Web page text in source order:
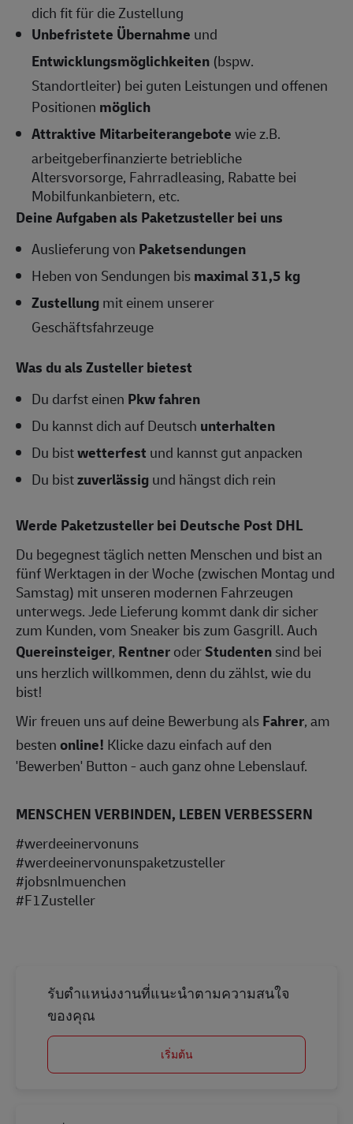
dich fit für die Zustellung
Unbefristete Übernahme und
Entwicklungsmöglichkeiten (bspw.
Standortleiter) bei guten Leistungen und offenen
Positionen möglich
Attraktive Mitarbeiterangebotewie z.B.
arbeitgeberfinanzierte betriebliche
Altersvorsorge, Fahrradleasing, Rabatte bei
Mobilfunkanbietern, etc.
Deine Aufgaben als Paketzusteller bei uns
Auslieferung von Paketsendungen
Heben von Sendungen bismaximal 31,5 kg
Zustellungmit einem unserer
Geschäftsfahrzeuge
Was du als Zusteller bietest
Du darfst einen Pkw fahren
Du kannst dich auf Deutsch unterhalten
Du bistwetterfest und kannst gut anpacken
Du bistzuverlässigund hängst dich rein
Werde Paketzusteller bei Deutsche Post DHL
Du begegnest täglich netten Menschen und bist an
fünf Werktagen in der Woche (zwischen Montag und
Samstag) mit unseren modernen Fahrzeugen
unterwegs. Jede Lieferung kommt dank dir sicher
zum Kunden, vom Sneaker bis zum Gasgrill. Auch
Quereinsteiger, RentneroderStudentensind bei
uns herzlich willkommen, denn du zählst, wie du
bist!
Wir freuen uns auf deine Bewerbung alsFahrer, am
bestenonline! Klicke dazu einfach auf den
'Bewerben' Button - auch ganz ohne Lebenslauf.
MENSCHEN VERBINDEN, LEBEN VERBESSERN
#werdeeinervonuns
#werdeeinervonunspaketzusteller
#jobsnlmuenchen
#F1Zusteller
รับตำแหน่งงานที่แนะนำตามความสนใจ
ของคุณ
เริ่มต้น